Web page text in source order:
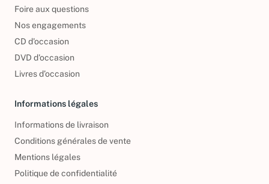
Foire aux questions
Nos engagements
CD d'occasion
DVD d'occasion
Livres d’occasion
Informations légales
Informations de livraison
Conditions générales de vente
Mentions légales
Politique de confidentialité